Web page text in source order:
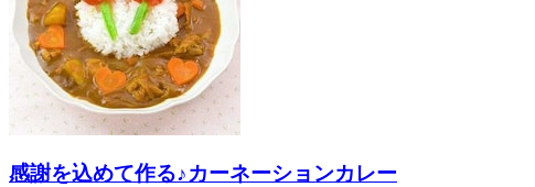
感謝を込めて作る♪カーネーションカレー